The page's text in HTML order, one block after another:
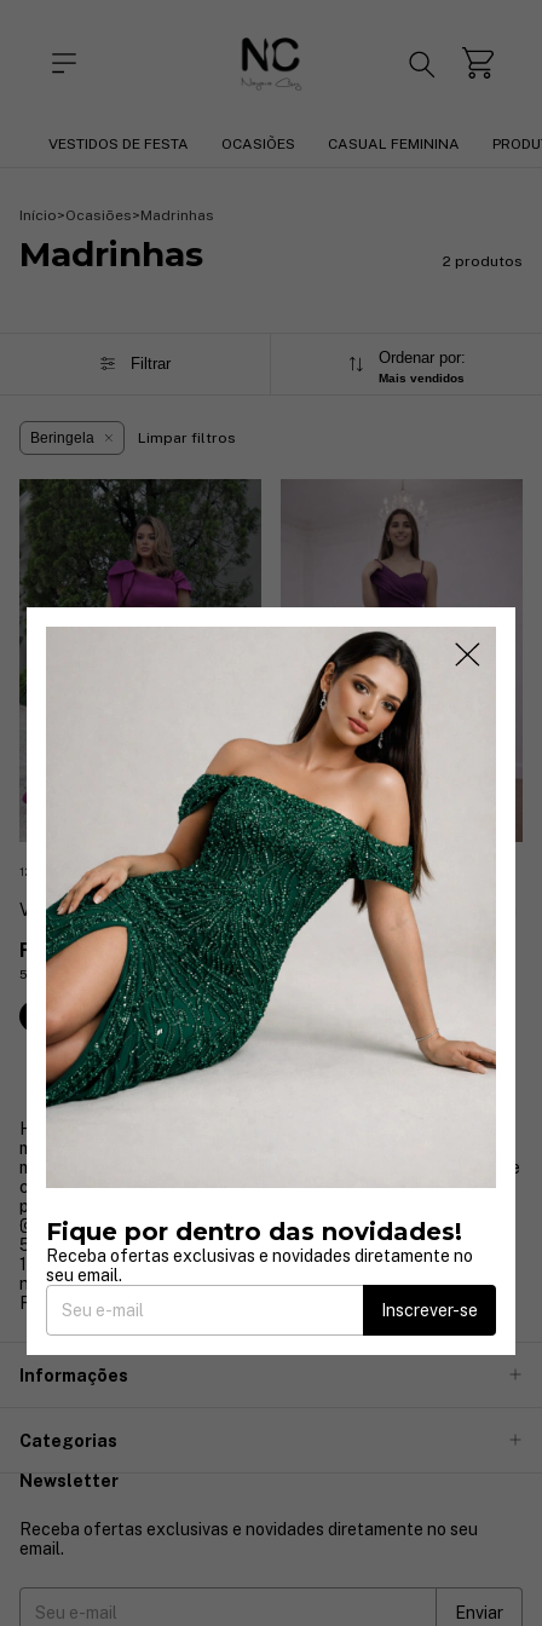
VESTIDOS DE FESTA OCASIÕES CASUAL FEMININA
Início>Ocasiões>Madrinhas
Madrinhas 2 produtos
Filtrar Ordenar por:
Mais vendidos
Beringela Limpar filtros
Vestido JoJo Plus Manga Laço
R$549,90
5 sem juros
12 cores
Comprar
Vestido Donna Longo Cascata
Saia 2 em 1
R$529,90
sem juros
7 cores
Comprar
Há mais de 30 anos, a Nayara Cruz transforma o universo da
moda festa com vestidos que unem sofisticação, elegância e
modelagem impecável, pensados para valorizar todos os tipos de
corpo. Nossa trajetória é marcada por cuidado, qualidade e
paixão pelo que fazemos.
5511978840025
11970341712
nayaracruz.relacionamento@gmail.com
Rua José Paulino 333
Informações
Categorias
Newsletter
Receba ofertas exclusivas e novidades diretamente no seu
email.
Fique por dentro das novidades!
Receba ofertas exclusivas e novidades diretamente no
seu email.
Inscrever-se